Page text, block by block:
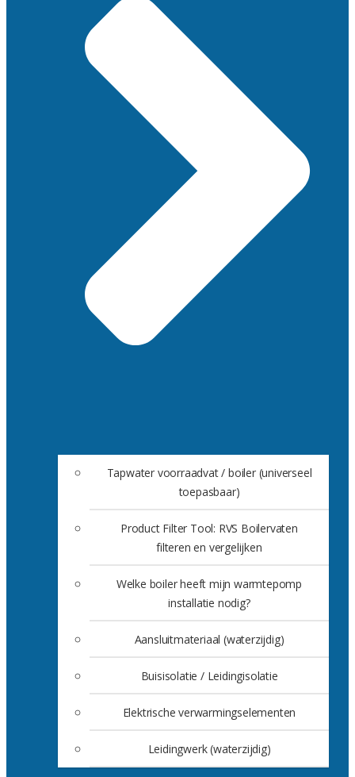
Tapwater voorraadvat / boiler (universeel
toepasbaar)
Product Filter Tool: RVS Boilervaten
filteren en vergelijken
Welke boiler heeft mijn warmtepomp
installatie nodig?
Aansluitmateriaal (waterzijdig)
Buisisolatie / Leidingisolatie
Elektrische verwarmingselementen
Leidingwerk (waterzijdig)